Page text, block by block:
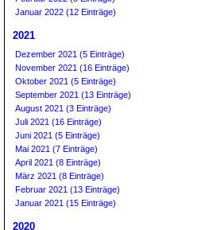
Januar 2022 (12 Einträge)
2021
Dezember 2021 (5 Einträge)
November 2021 (16 Einträge)
Oktober 2021 (5 Einträge)
September 2021 (13 Einträge)
August 2021 (3 Einträge)
Juli 2021 (16 Einträge)
Juni 2021 (5 Einträge)
Mai 2021 (7 Einträge)
April 2021 (8 Einträge)
März 2021 (8 Einträge)
Februar 2021 (13 Einträge)
Januar 2021 (15 Einträge)
2020